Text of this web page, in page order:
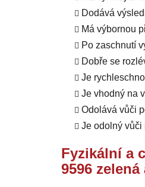
Dodává
Má výbornou
Po zaschnutí
Dobře se
Je
Je vhodný na
Odolává vůči
Je odolný vůči
Fyzikální a
9596